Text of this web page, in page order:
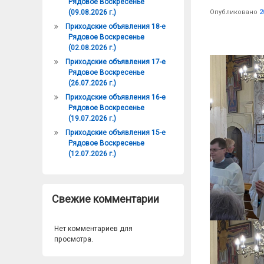
Опубликовано
Рядовое Воскресенье
(09.08.2026 г.)
Приходские объявления 18-е
Рядовое Воскресенье
(02.08.2026 г.)
Приходские объявления 17-е
Рядовое Воскресенье
(26.07.2026 г.)
Приходские объявления 16-е
Рядовое Воскресенье
(19.07.2026 г.)
Приходские объявления 15-е
Рядовое Воскресенье
(12.07.2026 г.)
Свежие комментарии
Нет комментариев для
просмотра.